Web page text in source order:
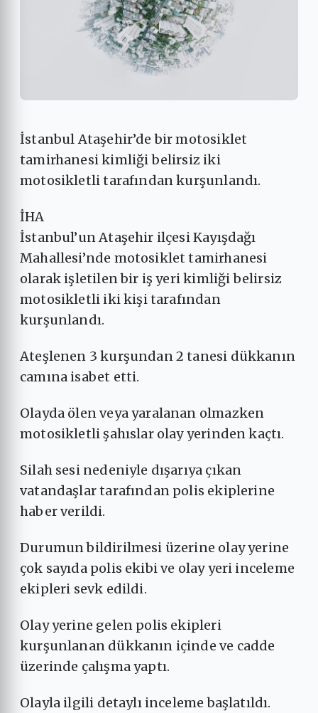
İstanbul Ataşehir’de bir motosiklet
tamirhanesi kimliği belirsiz iki
motosikletli tarafından kurşunlandı.
İHA
İstanbul’un Ataşehir ilçesi Kayışdağı
Mahallesi’nde motosiklet tamirhanesi
olarak işletilen bir iş yeri kimliği belirsiz
motosikletli iki kişi tarafından
kurşunlandı.
Ateşlenen 3 kurşundan 2 tanesi dükkanın
camına isabet etti.
Olayda ölen veya yaralanan olmazken
motosikletli şahıslar olay yerinden kaçtı.
Silah sesi nedeniyle dışarıya çıkan
vatandaşlar tarafından polis ekiplerine
haber verildi.
Durumun bildirilmesi üzerine olay yerine
çok sayıda polis ekibi ve olay yeri inceleme
ekipleri sevk edildi.
Olay yerine gelen polis ekipleri
kurşunlanan dükkanın içinde ve cadde
üzerinde çalışma yaptı.
Olayla ilgili detaylı inceleme başlatıldı.